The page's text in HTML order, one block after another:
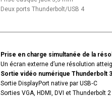
Deux ports Thunderbolt/USB 4
Prise en charge simultanée de la
Un écran externe d’une résolution
Sortie vidéo numérique Thunderbolt 3
Sortie DisplayPort native par USB‑C
Sorties VGA, HDMI, DVI et Thunderbolt